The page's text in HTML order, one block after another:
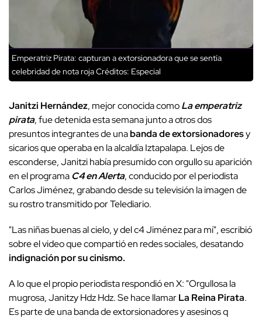
Emperatriz Pirata: capturan a extorsionadora que se sentía
celebridad de nota rojaCréditos: Especial
Janitzi Hernández, mejor conocida comoLa emperatriz
pirata, fue detenida esta semana junto a otros dos
presuntos integrantes de unabanda de extorsionadoresy
sicarios que operaba en la alcaldía Iztapalapa. Lejos de
esconderse, Janitzi había presumido con orgullo su aparición
en el programaC4 en Alerta, conducido por el periodista
Carlos Jiménez, grabando desde su televisión la imagen de
su rostro transmitido por Telediario.
"Las niñas buenas al cielo, y del c4 Jiménez para mí", escribió
sobre el video que compartió en redes sociales, desatando
indignación por su cinismo.
A lo que el propio periodista respondió en X: "Orgullosa la
mugrosa, Janitzy Hdz Hdz. Se hace llamarLa Reina Pirata.
Es parte de una banda de extorsionadores y asesinos q